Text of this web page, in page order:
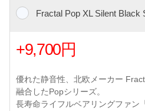
Fractal Pop XL Silent Black
+9,700円
優れた静音性、北欧メーカー
融合したPopシリーズ。
長寿命ライフルベアリングファン